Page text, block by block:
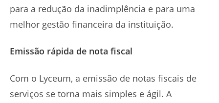
para a redução da inadimplência e para uma
melhor gestão financeira da instituição.
Emissão rápida de nota fiscal
Com o Lyceum, a emissão de notas fiscais de
serviços se torna mais simples e ágil. A